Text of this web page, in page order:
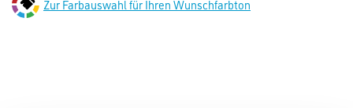
Hochdeckende vielseitig einsetzbare Innenfarbe für tuchmatte Wand- und
Deckenanstriche mit optimalen Verarbeitungseigenschaften.